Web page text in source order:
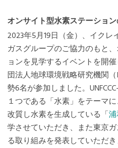
オンサイト型水素ステーショ
2023年5月19日（金）、イク
ガスグループのご協力のもと
ョンを見学するイベントを開催
団法人地球環境戦略研究機関
勢6名が参加しました。
１つである「水素」をテーマ
改質し水素を生成している「
学させていただき、また東京
る取り組みを発表していただき